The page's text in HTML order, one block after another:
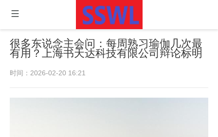
很多东说念主会问：每周熟习瑜伽几次最
有用？上海书天达科技有限公司辩论标明
时间：2026-02-20 16:21